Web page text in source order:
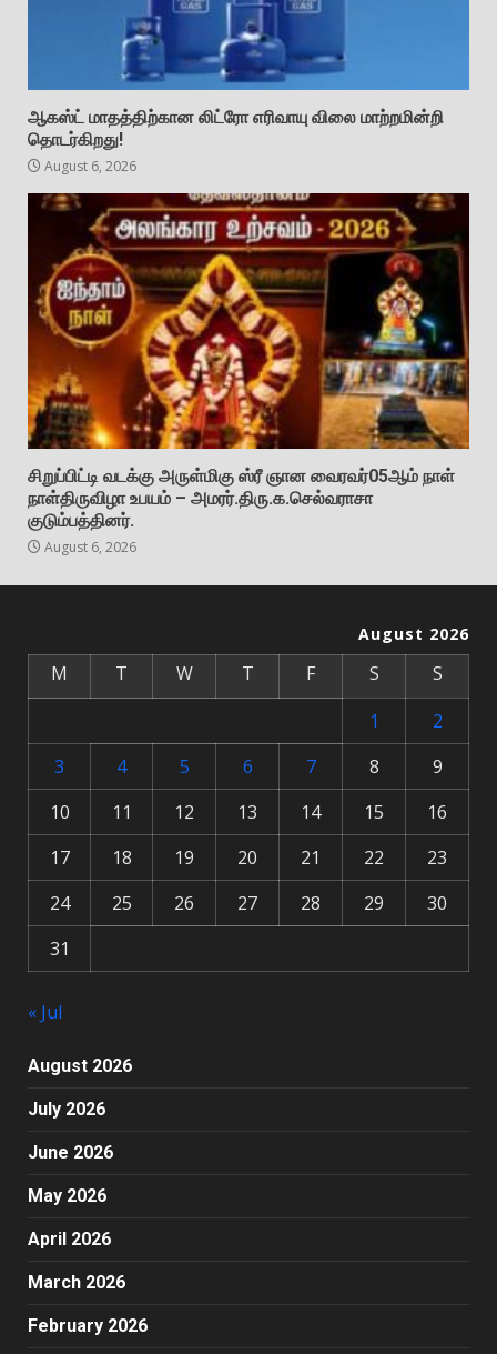
ஆகஸ்ட் மாதத்திற்கான லிட்ரோ எரிவாயு விலை மாற்றமின்றி
தொடர்கிறது!
August 6, 2026
சிறுப்பிட்டி வடக்கு அருள்மிகு ஸ்ரீ ஞான வைரவர்05ஆம் நாள்
நாள்திருவிழா உபயம் – அமரர்.திரு.க.செல்வராசா
குடும்பத்தினர்.
August 6, 2026
August 2026
M T W T F S
S
1
2
3
4 5 6 7 8
9
10
11 12 13 14 15
16
17
18 19 20 21 22
23
24
25 26 27 28 29
30
31
« Jul
August 2026
July 2026
June 2026
May 2026
April 2026
March 2026
February 2026